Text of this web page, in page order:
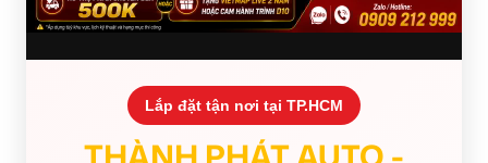
Lắp đặt tận nơi tại TP.HCM